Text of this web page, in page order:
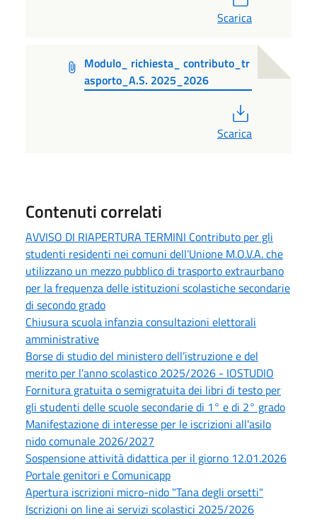
Scarica
Modulo_ richiesta_ contributo_tr
asporto_A.S. 2025_2026
Scarica
Contenuti correlati
AVVISO DI RIAPERTURA TERMINI Contributo per gli
studenti residenti nei comuni dell’Unione M.O.V.A. che
utilizzano un mezzo pubblico di trasporto extraurbano
per la frequenza delle istituzioni scolastiche secondarie
di secondo grado
Chiusura scuola infanzia consultazioni elettorali
amministrative
Borse di studio del ministero dell’istruzione e del
merito per l’anno scolastico 2025/2026 - IOSTUDIO
Fornitura gratuita o semigratuita dei libri di testo per
gli studenti delle scuole secondarie di 1° e di 2° grado
Manifestazione di interesse per le iscrizioni all'asilo
nido comunale 2026/2027
Sospensione attività didattica per il giorno 12.01.2026
Portale genitori e Comunicapp
Apertura iscrizioni micro-nido "Tana degli orsetti"
Iscrizioni on line ai servizi scolastici 2025/2026